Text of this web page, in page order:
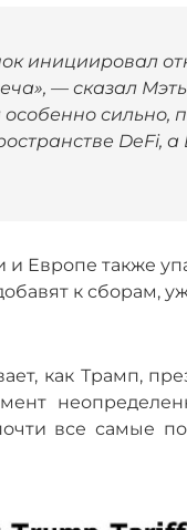
инициировал
— сказал
сильно,
DeFi, а
также
к сборам,
как Трамп,
все самые